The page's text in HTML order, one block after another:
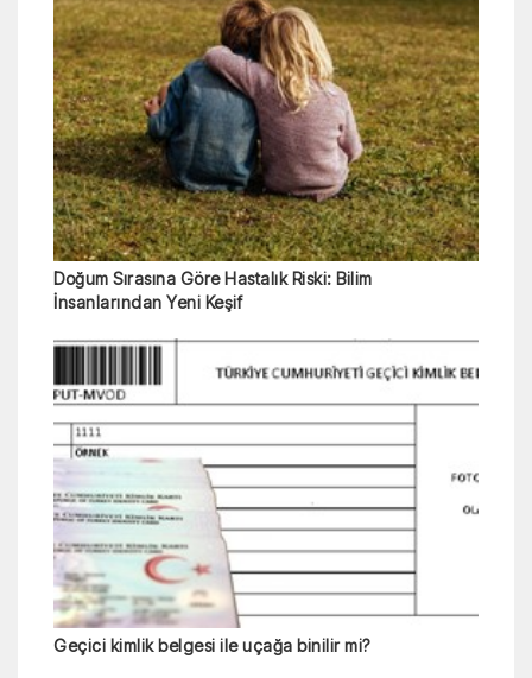
Doğum Sırasına Göre Hastalık Riski: Bilim
İnsanlarından Yeni Keşif
Geçici kimlik belgesi ile uçağa binilir mi?